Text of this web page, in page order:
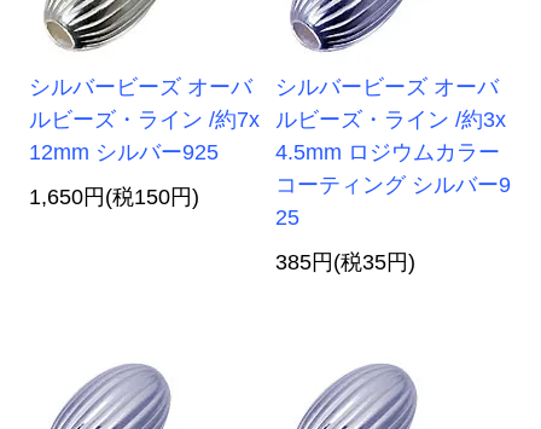
シルバービーズ オーバ
ルビーズ・ライン /約7x
12mm シルバー925
1,650円(税150円)
シルバービーズ オーバ
ルビーズ・ライン /約3x
4.5mm ロジウムカラー
コーティング シルバー9
25
385円(税35円)